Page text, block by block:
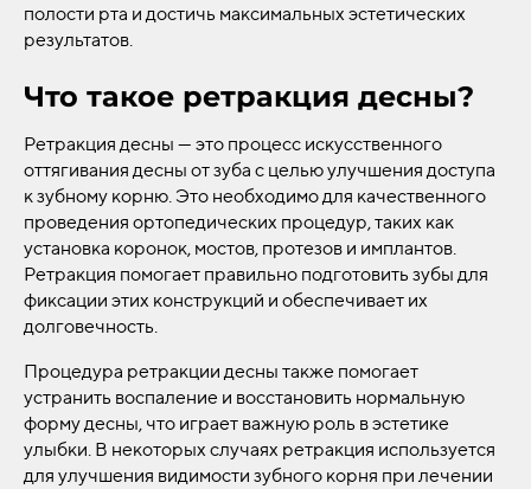
полости рта и достичь максимальных эстетических
результатов.
Что такое ретракция десны?
Ретракция десны — это процесс искусственного
оттягивания десны от зуба с целью улучшения доступа
к зубному корню. Это необходимо для качественного
проведения ортопедических процедур, таких как
установка коронок, мостов, протезов и имплантов.
Ретракция помогает правильно подготовить зубы для
фиксации этих конструкций и обеспечивает их
долговечность.
Процедура ретракции десны также помогает
устранить воспаление и восстановить нормальную
форму десны, что играет важную роль в эстетике
улыбки. В некоторых случаях ретракция используется
для улучшения видимости зубного корня при лечении